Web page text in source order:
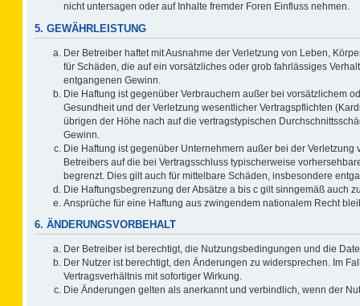
nicht untersagen oder auf Inhalte fremder Foren Einfluss nehmen.
5. GEWÄHRLEISTUNG
Der Betreiber haftet mit Ausnahme der Verletzung von Leben,
für Schäden, die auf ein vorsätzliches oder grob fahrlässiges
entgangenen Gewinn.
Die Haftung ist gegenüber Verbrauchern außer bei vorsätzlichem
Gesundheit und der Verletzung wesentlicher Vertragspflichten
übrigen der Höhe nach auf die vertragstypischen
Gewinn.
Die Haftung ist gegenüber Unternehmern außer bei der
Betreibers auf die bei Vertragsschluss typischerweise
begrenzt. Dies gilt auch für mittelbare Schäden, insbesondere
Die Haftungsbegrenzung der Absätze a bis c gilt sinngemäß auch
Ansprüche für eine Haftung aus zwingendem nationalem Recht
6. ÄNDERUNGSVORBEHALT
Der Betreiber ist berechtigt, die Nutzungsbedingungen und die
Der Nutzer ist berechtigt, den Änderungen zu widersprechen. Im
Vertragsverhältnis mit sofortiger Wirkung.
Die Änderungen gelten als anerkannt und verbindlich, wenn der